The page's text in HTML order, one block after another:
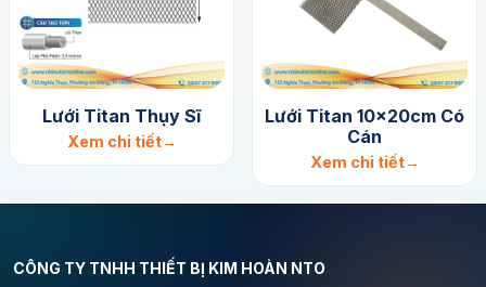
Lưới Titan Thụy Sĩ
Xem chi tiết
Lưới Titan 10x20cm Có
Cán
Xem chi tiết
CÔNG TY TNHH THIẾT BỊ KIM HOÀN NTO